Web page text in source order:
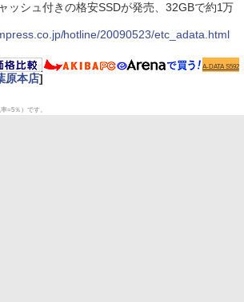
ッシュ付きの格安SSDが発売、32GBで約1万
hotline/20090523/etc_adata.html
A-DATA S592
原本店]
=5％）です。